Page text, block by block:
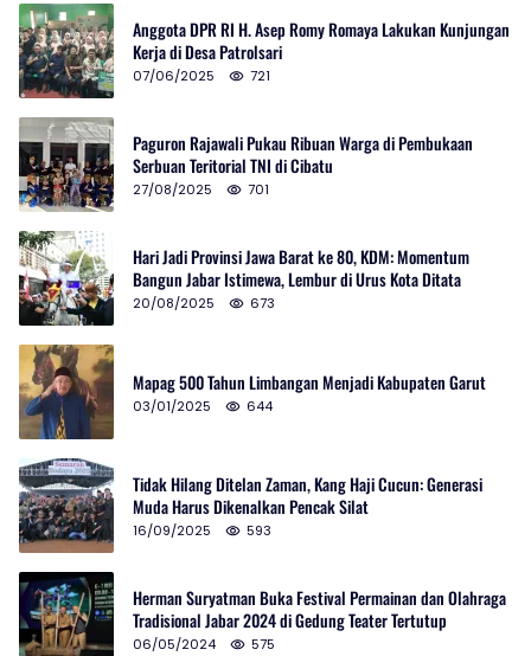
Anggota DPR RI H. Asep Romy Romaya Lakukan Kunjungan
Kerja di Desa Patrolsari
07/06/2025 721
Paguron Rajawali Pukau Ribuan Warga di Pembukaan
Serbuan Teritorial TNI di Cibatu
27/08/2025 701
Hari Jadi Provinsi Jawa Barat ke 80, KDM: Momentum
Bangun Jabar Istimewa, Lembur di Urus Kota Ditata
20/08/2025 673
Mapag 500 Tahun Limbangan Menjadi Kabupaten Garut
03/01/2025 644
Tidak Hilang Ditelan Zaman, Kang Haji Cucun: Generasi
Muda Harus Dikenalkan Pencak Silat
16/09/2025 593
Herman Suryatman Buka Festival Permainan dan Olahraga
Tradisional Jabar 2024 di Gedung Teater Tertutup
06/05/2024 575